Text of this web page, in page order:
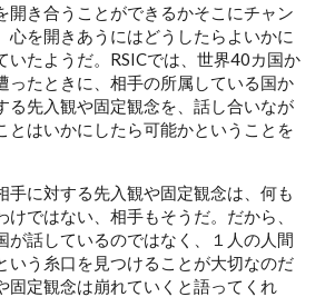
開き合うことができるかそこにチャン
心を開きあうにはどうしたらよいかに
いたようだ。RSICでは、世界40カ国か
ったときに、相手の所属している国か
る先入観や固定観念を、話し合いなが
とはいかにしたら可能かということを
手に対する先入観や固定観念は、何も
けではない、相手もそうだ。だから、
が話しているのではなく、１人の人間
いう糸口を見つけることが大切なのだ
固定観念は崩れていくと語ってくれ